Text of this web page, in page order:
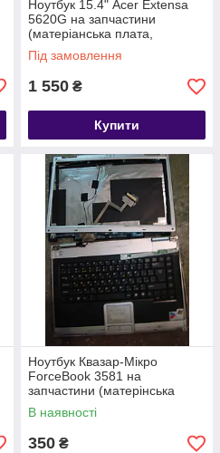
Ноутбук 15.4" Acer Extensa
5620G на запчастини
(матеріанська плата,
батарея, корпус, інвертор,
клавіатура тощо)
Під замовлення
1 550 ₴
Купити
Ноутбук Квазар-Мікро
ForceBook 3581 на
запчастини (матерінська
плата, батарея,
корпус,інвертор,клавіатура
В наявності
350 ₴